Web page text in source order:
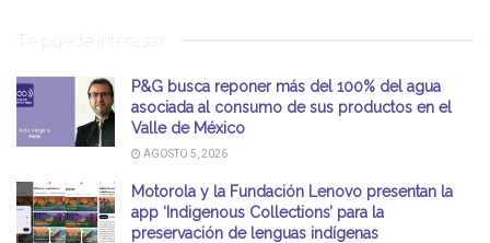
Te puede interesar
P&G busca reponer más del 100% del agua
asociada al consumo de sus productos en el
Valle de México
AGOSTO 5, 2026
Motorola y la Fundación Lenovo presentan la
app ‘Indigenous Collections’ para la
preservación de lenguas indígenas